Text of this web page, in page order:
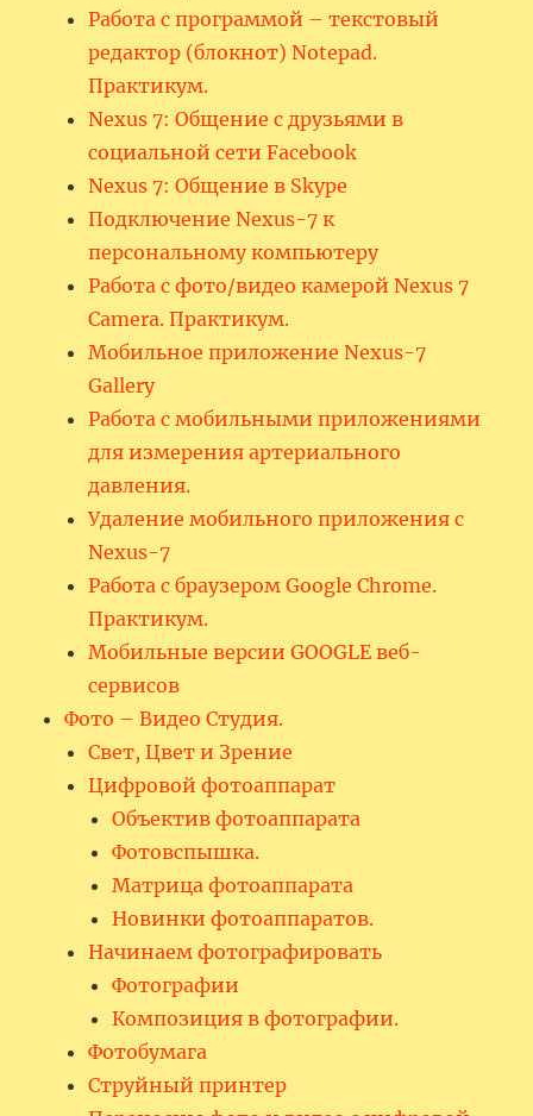
Работа с программой – текстовый
редактор (блокнот) Notepad.
Практикум.
Nexus 7: Общение с друзьями в
социальной сети Facebook
Nexus 7: Общение в Skype
Подключение Nexus-7 к
персональному компьютеру
Работа с фото/видео камерой Nexus 7
Camera. Практикум.
Мобильное приложение Nexus-7
Gallery
Работа с мобильными приложениями
для измерения артериального
давления.
Удаление мобильного приложения с
Nexus-7
Работа с браузером Google Chrome.
Практикум.
Мобильные версии GOOGLE веб-
сервисов
Фото – Видео Студия.
Свет, Цвет и Зрение
Цифровой фотоаппарат
Объектив фотоаппарата
Фотовспышка.
Матрица фотоаппарата
Новинки фотоаппаратов.
Начинаем фотографировать
Фотографии
Композиция в фотографии.
Фотобумага
Струйный принтер